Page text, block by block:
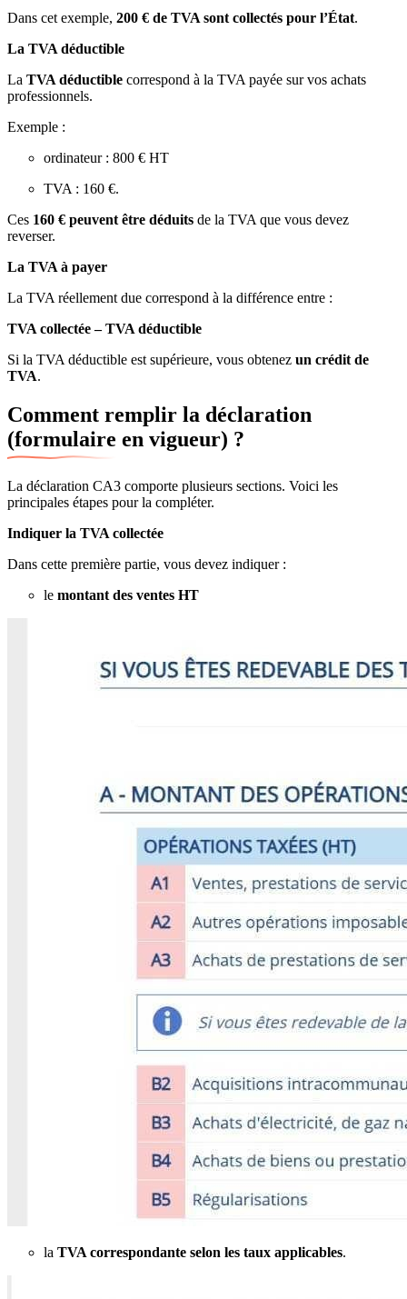
Dans cet exemple, 200 € de TVA sont collectés pour l’État.
La TVA déductible
La TVA déductible correspond à la TVA payée sur vos achats
professionnels.
Exemple :
ordinateur : 800 € HT
TVA : 160 €.
Ces 160 € peuvent être déduits de la TVA que vous devez
reverser.
La TVA à payer
La TVA réellement due correspond à la différence entre :
TVA collectée – TVA déductible
Si la TVA déductible est supérieure, vous obtenez un crédit de
TVA.
Comment remplir la déclaration
(formulaire en vigueur) ?
La déclaration CA3 comporte plusieurs sections. Voici les
principales étapes pour la compléter.
Indiquer la TVA collectée
Dans cette première partie, vous devez indiquer :
le montant des ventes HT
la TVA correspondante selon les taux applicables.